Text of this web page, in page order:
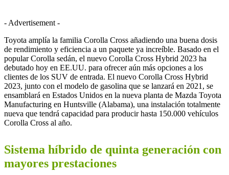
- Advertisement -
Toyota amplía la familia Corolla Cross añadiendo una buena dosis
de rendimiento y eficiencia a un paquete ya increíble. Basado en el
popular Corolla sedán, el nuevo Corolla Cross Hybrid 2023 ha
debutado hoy en EE.UU. para ofrecer aún más opciones a los
clientes de los SUV de entrada. El nuevo Corolla Cross Hybrid
2023, junto con el modelo de gasolina que se lanzará en 2021, se
ensamblará en Estados Unidos en la nueva planta de Mazda Toyota
Manufacturing en Huntsville (Alabama), una instalación totalmente
nueva que tendrá capacidad para producir hasta 150.000 vehículos
Corolla Cross al año.
Sistema híbrido de quinta generación con
mayores prestaciones